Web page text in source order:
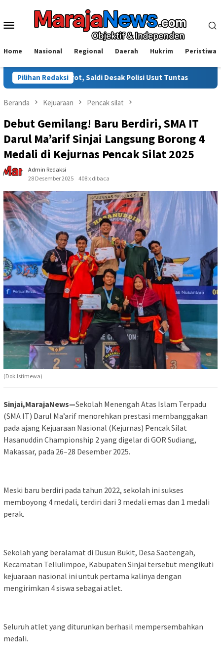
konten
Menu
Home Nasional Regional Daerah Hukrim Peristiwa
Pilihan Redaksi
Saldi Desak Polisi Usut Tuntas Warga Sinjai Tewas
Beranda Kejuaraan Pencak silat
Debut Gemilang! Baru Berdiri, SMA IT
Darul Ma’arif Sinjai Langsung Borong 4
Medali di Kejurnas Pencak Silat 2025
Admin Redaksi
28 Desember 2025
408 x dibaca
(Dok.Istimewa)
Sinjai,MarajaNews—Sekolah Menengah Atas Islam Terpadu
(SMA IT) Darul Ma’arif menorehkan prestasi membanggakan
pada ajang Kejuaraan Nasional (Kejurnas) Pencak Silat
Hasanuddin Championship 2 yang digelar di GOR Sudiang,
Makassar, pada 26–28 Desember 2025.
Meski baru berdiri pada tahun 2022, sekolah ini sukses
memboyong 4 medali, terdiri dari 3 medali emas dan 1 medali
perak.
Sekolah yang beralamat di Dusun Bukit, Desa Saotengah,
Kecamatan Tellulimpoe, Kabupaten Sinjai tersebut mengikuti
kejuaraan nasional ini untuk pertama kalinya dengan
mengirimkan 4 siswa sebagai atlet.
Seluruh atlet yang diturunkan berhasil mempersembahkan
medali.